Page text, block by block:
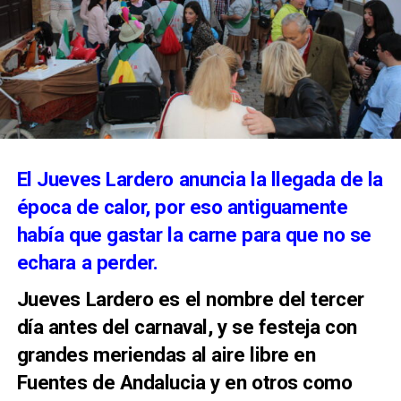
Robles”,que será pronunciada por el periodista y
escritor sevillano Francisco Robles Rodríguez,
licenciado en Filología Hispánica por la Universidad
de Sevilla y una de las voces más reconocidas del
ámbito cultural y cofrade andaluz.
El Jueves Lardero anuncia la llegada de la
época de calor, por eso antiguamente
había que gastar la carne para que no se
echara a perder.
Jueves Lardero es el nombre del tercer
día antes del carnaval, y se festeja con
grandes meriendas al aire libre en
Fuentes de Andalucia y en otros como